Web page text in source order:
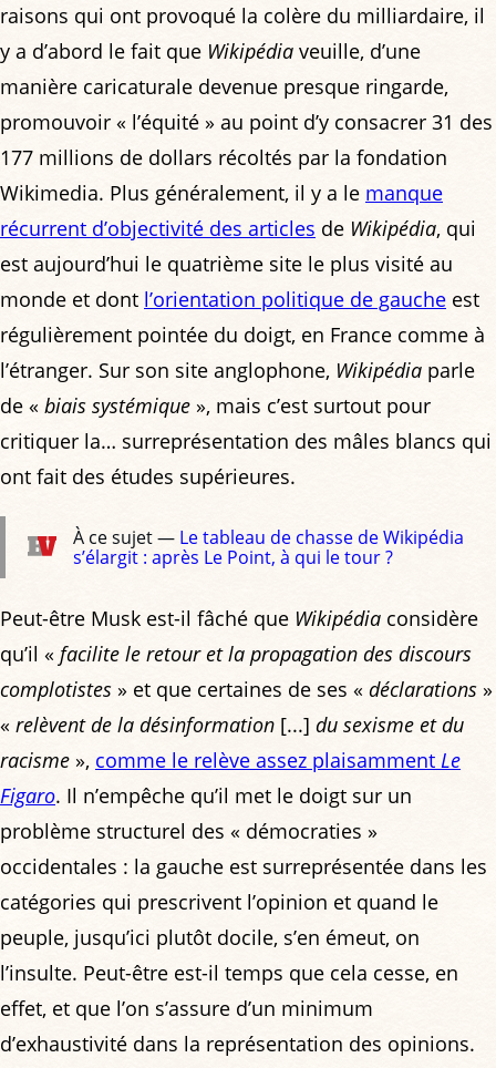
raisons qui ont provoqué la colère du milliardaire, il
y a d’abord le fait que Wikipédia veuille, d’une
manière caricaturale devenue presque ringarde,
promouvoir « l’équité » au point d’y consacrer 31 des
177 millions de dollars récoltés par la fondation
Wikimedia. Plus généralement, il y a le manque
récurrent d’objectivité des articles de Wikipédia, qui
est aujourd’hui le quatrième site le plus visité au
monde et dont l’orientation politique de gauche est
régulièrement pointée du doigt, en France comme à
l’étranger. Sur son site anglophone, Wikipédia parle
de « biais systémique », mais c’est surtout pour
critiquer la… surreprésentation des mâles blancs qui
ont fait des études supérieures.
À ce sujet — Le tableau de chasse de Wikipédia
s’élargit : après Le Point, à qui le tour ?
Peut-être Musk est-il fâché que Wikipédia considère
qu’il « facilite le retour et la propagation des discours
complotistes » et que certaines de ses « déclarations »
« relèvent de la désinformation [...] du sexisme et du
racisme », comme le relève assez plaisamment Le
Figaro. Il n’empêche qu’il met le doigt sur un
problème structurel des « démocraties »
occidentales : la gauche est surreprésentée dans les
catégories qui prescrivent l’opinion et quand le
peuple, jusqu’ici plutôt docile, s’en émeut, on
l’insulte. Peut-être est-il temps que cela cesse, en
effet, et que l’on s’assure d’un minimum
d’exhaustivité dans la représentation des opinions.